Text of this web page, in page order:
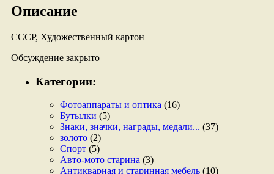
реки"
Описание
СССР, Художественный картон
Обсуждение закрыто
Категории:
Фотоаппараты и оптика (16)
Бутылки (5)
Знаки, значки, награды, медали... (37)
золото (2)
Спорт (5)
Авто-мото старина (3)
Антикварная и старинная мебель (10)